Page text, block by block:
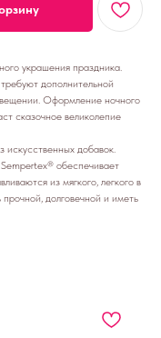
украшения праздника.
дополнительной
Оформление ночного
сказочное великолепие
искусственных добавок.
обеспечивает
из мягкого, легкого в
долговечной и иметь